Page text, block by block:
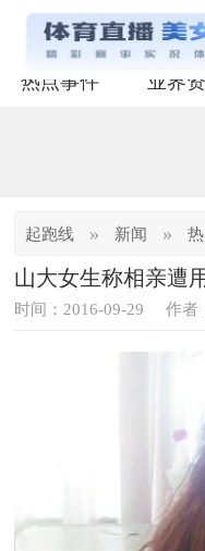
热点事件 业界
起跑线 » 新闻 »
山大女生称相亲遭
时间：2016-09-29 作者